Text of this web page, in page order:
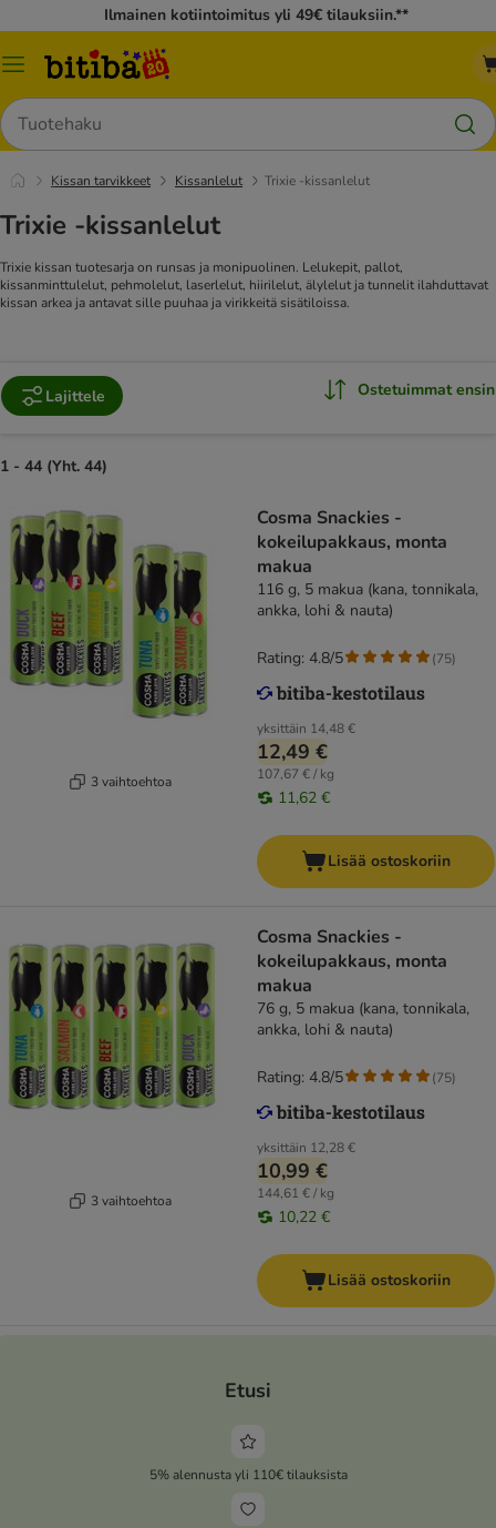
Ilmainen kotiintoimitus yli 49€ tilauksiin.**
Katalogivalikko
Hae
Kissan tarvikkeet Kissanlelut Trixie -kissanlelut
Trixie -kissanlelut
Trixie kissan tuotesarja on runsas ja monipuolinen. Lelukepit, pallot,
kissanminttulelut, pehmolelut, laserlelut, hiirilelut, älylelut ja tunnelit ilahduttavat
kissan arkea ja antavat sille puuhaa ja virikkeitä sisätiloissa.
Lajittele Ostetuimmat ensin
1 - 44 (Yht. 44)
3 vaihtoehtoa
Cosma Snackies -
kokeilupakkaus, monta
makua
116 g, 5 makua (kana, tonnikala,
ankka, lohi & nauta)
yksittäin 14,48 €
12,49 €
107,67 € / kg
11,62 €
Rating: 4.8/5 (75)
Lisää ostoskoriin
3 vaihtoehtoa
Cosma Snackies -
kokeilupakkaus, monta
makua
76 g, 5 makua (kana, tonnikala,
ankka, lohi & nauta)
yksittäin 12,28 €
10,99 €
144,61 € / kg
10,22 €
Rating: 4.8/5 (75)
Lisää ostoskoriin
Etusi
5% alennusta yli 110€ tilauksista